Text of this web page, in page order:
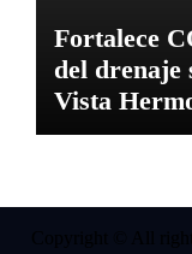
Fortalece
del drenaje
Vista